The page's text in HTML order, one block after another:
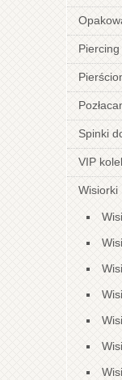
Piercing
Spinki
VIP
Wisiorki